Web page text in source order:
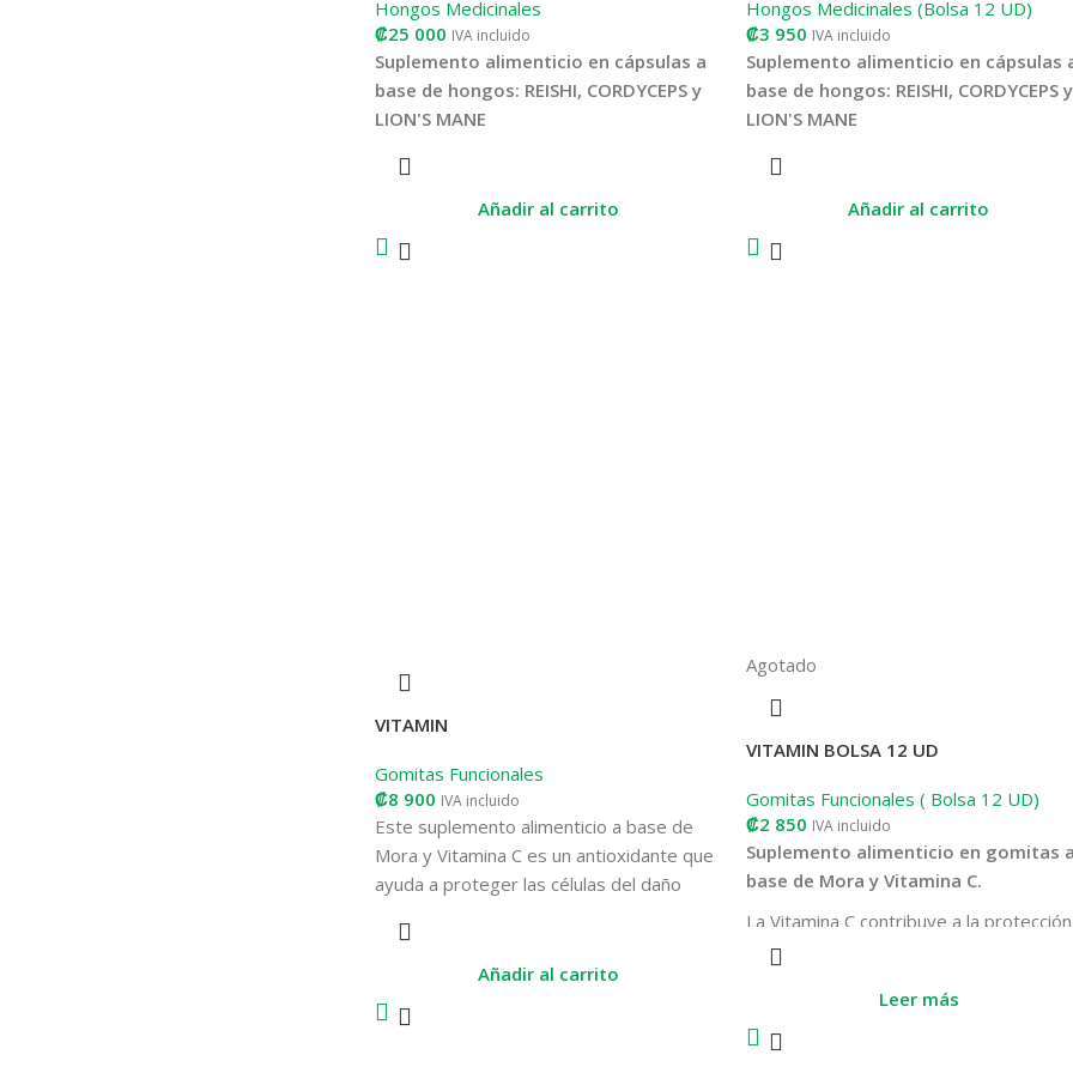
Hongos Medicinales
₡25 000 IVA incluido
Suplemento alimenticio en cápsulas a
base de hongos: REISHI, CORDYCEPS y
LION'S MANE
Proporciona recuperación mental y
fatiga y agotamiento físico y mental,
antiinflamatorio, brinda bienestar en
Añadir al carrito
Hongos Medicinales (Bolsa 12 UD)
₡3 950 IVA incluido
Suplemento alimenticio en cápsulas
base de hongos: REISHI, CORDYCEPS y
LION'S MANE
Proporciona recuperación mental y
fatiga y agotamiento físico y mental,
antiinflamatorio, brinda bienestar en
Añadir al carrito
VITAMIN
Gomitas Funcionales
₡8 900 IVA incluido
Este suplemento alimenticio a base de
Mora y Vitamina C es un antioxidante que
ayuda a proteger las células del daño
fortaleciendo así el sistema inmunológico
y reduciendo la gravedad y la duración de
los resfriados y otras infecciones.
Además, la vitamina C es esencial para la
Añadir al carrito
Agotado
VITAMIN BOLSA 12 UD
Gomitas Funcionales ( Bolsa 12 UD)
₡2 850 IVA incluido
Suplemento alimenticio en gomitas a
base de Mora y Vitamina C.
La Vitamina C contribuye a la protección
de las células frente al daño oxidativo y
Leer más